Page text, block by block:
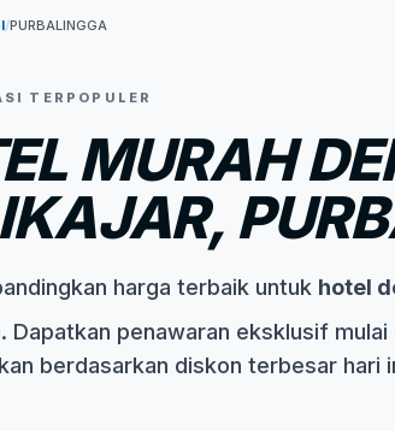
/PURBALINGGA
TERPOPULER
MURAH
harga terbaik untuk hotel
Dapatkan penawaran eksklusif mulai
berdasarkan diskon terbesar hari